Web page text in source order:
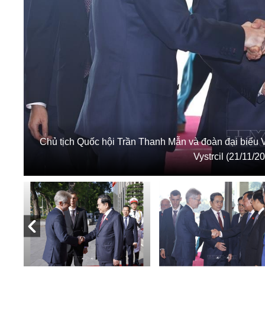
Chủ tịch Quốc hội Trần Thanh Mẫn và đoàn đại
Vystrcil (21/11/